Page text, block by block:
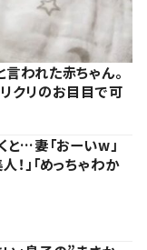
われた赤ちゃん。
クリのお目目で可
と…妻「おーいw」
！」「めっちゃわか